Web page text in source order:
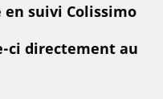
suivi Colissimo
ci directement au